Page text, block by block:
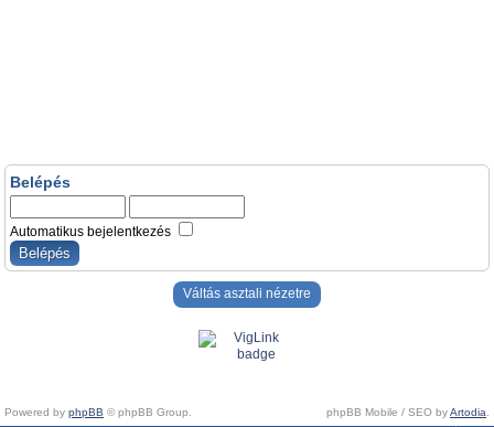
Belépés
Automatikus bejelentkezés
Váltás asztali nézetre
Powered by phpBB © phpBB Group. phpBB Mobile / SEO byArtodia.